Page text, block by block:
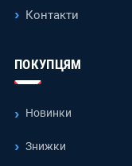
Контакти
ПОКУПЦЯМ
Новинки
Знижки